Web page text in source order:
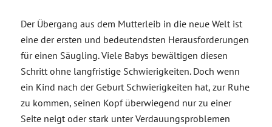
Der Übergang aus dem Mutterleib in die neue Welt ist
eine der ersten und bedeutendsten Herausforderungen
für einen Säugling. Viele Babys bewältigen diesen
Schritt ohne langfristige Schwierigkeiten. Doch wenn
ein Kind nach der Geburt Schwierigkeiten hat, zur Ruhe
zu kommen, seinen Kopf überwiegend nur zu einer
Seite neigt oder stark unter Verdauungsproblemen